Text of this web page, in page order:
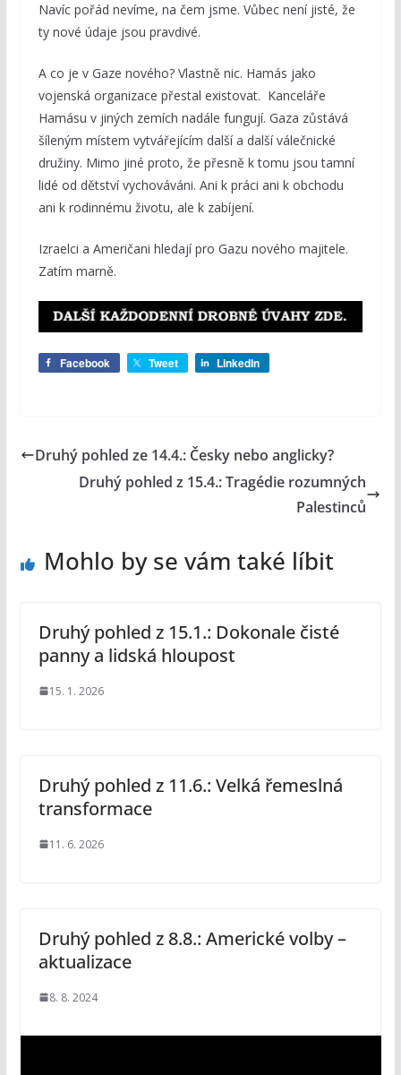
Navíc pořád nevíme, na čem jsme. Vůbec není jisté, že
ty nové údaje jsou pravdivé.
A co je v Gaze nového? Vlastně nic. Hamás jako
vojenská organizace přestal existovat. Kanceláře
Hamásu v jiných zemích nadále fungují. Gaza zůstává
šíleným místem vytvářejícím další a další válečnické
družiny. Mimo jiné proto, že přesně k tomu jsou tamní
lidé od dětství vychováváni. Ani k práci ani k obchodu
ani k rodinnému životu, ale k zabíjení.
Izraelci a Američani hledají pro Gazu nového majitele.
Zatím marně.
Facebook Tweet LinkedIn
Druhý pohled ze 14.4.: Česky nebo anglicky?
Druhý pohled z 15.4.: Tragédie rozumných
Palestinců
Mohlo by se vám také líbit
Druhý pohled z 15.1.: Dokonale čisté
panny a lidská hloupost
15. 1. 2026
Druhý pohled z 11.6.: Velká řemeslná
transformace
11. 6. 2026
Druhý pohled z 8.8.: Americké volby –
aktualizace
8. 8. 2024